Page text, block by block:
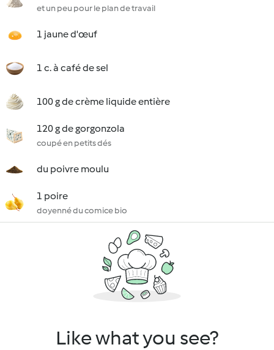
et un peu pour le plan de travail
1 jaune d'œuf
1 c. à café de sel
100 g de crème liquide entière
120 g de gorgonzola
coupé en petits dés
du poivre moulu
1 poire
doyenné du comice bio
Like what you see?